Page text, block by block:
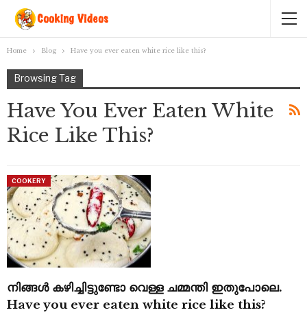
Home Blog Have you ever eaten white rice like this?
Browsing Tag
Have You Ever Eaten White
Rice Like This?
COOKERY
നിങ്ങൾ കഴിച്ചിട്ടുണ്ടോ വെള്ള ചമ്മന്തി ഇതുപോലെ.
Have you ever eaten white rice like this?